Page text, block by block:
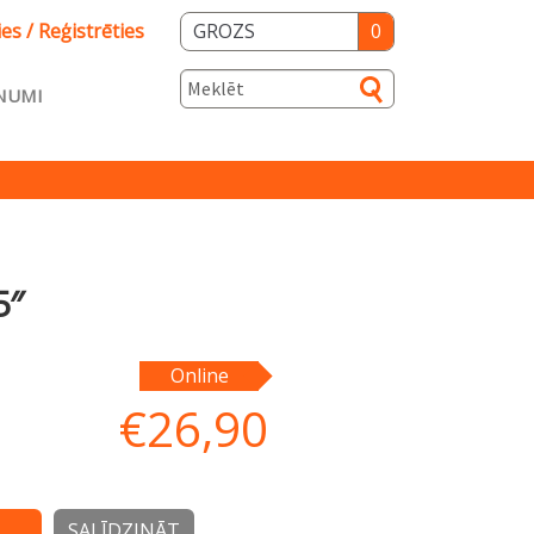
/ Reģistrēties GROZS 0
Online
€26,90